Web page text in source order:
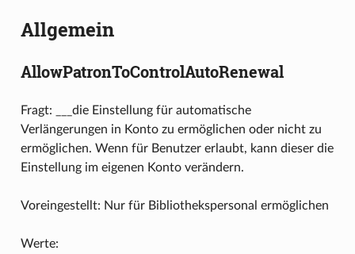
Allgemein
AllowPatronToControlAutoRenewal
Fragt: ___die Einstellung für automatische
Verlängerungen in Konto zu ermöglichen oder nicht zu
ermöglichen. Wenn für Benutzer erlaubt, kann dieser die
Einstellung im eigenen Konto verändern.
Voreingestellt: Nur für Bibliothekspersonal ermöglichen
Werte: